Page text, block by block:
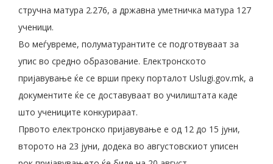
стручна матура 2.276, а државна уметничка матура 127
ученици.
Во меѓувреме, полуматурантите се подготвуваат за
упис во средно образование. Електронското
пријавување ќе се врши преку порталот Uslugi.gov.mk, а
документите ќе се доставуваат во училиштата каде
што учениците конкурираат.
Првото електронско пријавување е од 12 до 15 јуни,
второто на 23 јуни, додека во августовскиот уписен